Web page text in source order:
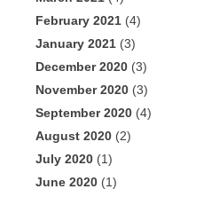
February 2021 (4)
January 2021 (3)
December 2020 (3)
November 2020 (3)
September 2020 (4)
August 2020 (2)
July 2020 (1)
June 2020 (1)